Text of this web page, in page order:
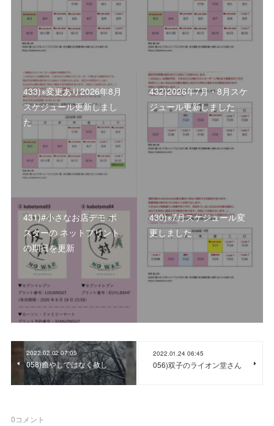
433)※変更あり2026年8月
スケジュール更新しまし
た
432)2026年7月・8月スケ
ジュール更新しました
431)#小さなお店デモ ポ
スターの ネットプリント
の期日を更新
430)※7月スケジュール変
更しました
2022.02.02 07:05
058)癒やしではなく赦し
2022.01.24 06:45
056)双子のライオン堂さん
0コメント